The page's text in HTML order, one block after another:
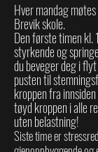
Hver mandag
Brevik skole.
Den første timen kl.
styrkende og
du beveger deg i
pusten til
kroppen fra
tøyd kroppen i alle
uten belastning!
Siste time er